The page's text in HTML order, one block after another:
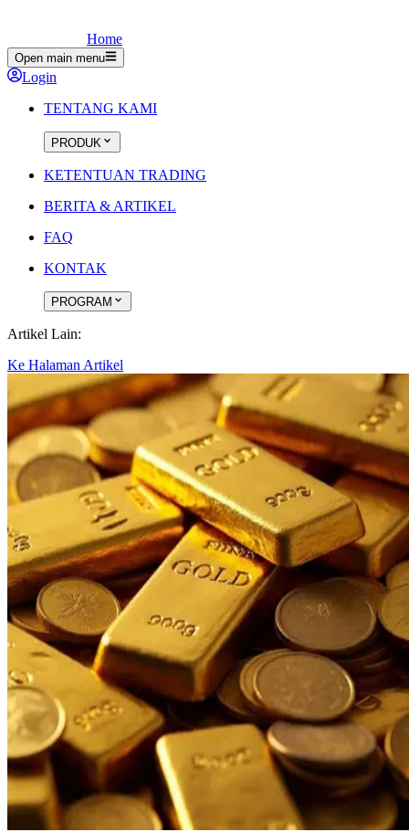
Home
Open main menu
Login
TENTANG KAMI
PRODUK
KETENTUAN TRADING
BERITA & ARTIKEL
FAQ
KONTAK
PROGRAM
Artikel Lain:
Ke Halaman Artikel